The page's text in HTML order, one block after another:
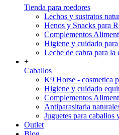
Tienda para roedores
Lechos y sustratos
Henos y Snacks para
Complementos
Higiene y cuidado para
Leche de cabra para la
+
Caballos
K9 Horse - cosmetica
Higiene y cuidado
Complementos
Antiparasitaria
Juguetes para caballos
Outlet